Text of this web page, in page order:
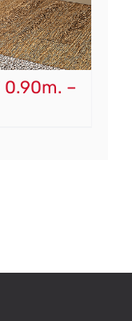
0.90m. –